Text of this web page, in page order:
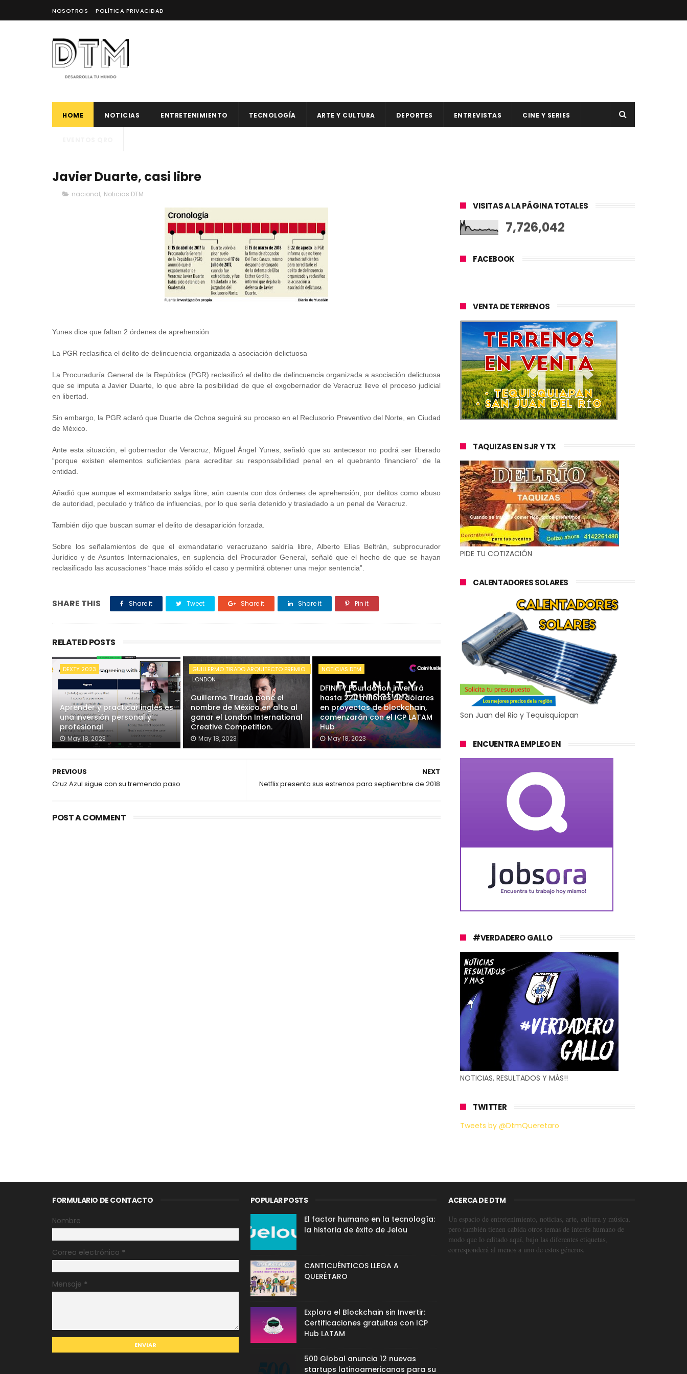
NOSOTROS POLÍTICA PRIVACIDAD
HOME NOTICIAS ENTRETENIMIENTO TECNOLOGÍA ARTE Y CULTURA DEPORTES ENTREVISTAS CINE Y SERIES
Javier Duarte, casi libre
nacional, Noticias DTM
Yunes dice que faltan 2 órdenes de aprehensión
La PGR reclasifica el delito de delincuencia organizada a asociación delictuosa
La Procuraduría General de la República (PGR) reclasificó el delito de delincuencia organizada a asociación delictuosa
que se imputa a Javier Duarte, lo que abre la posibilidad de que el exgobernador de Veracruz lleve el proceso judicial
en libertad.
Sin embargo, la PGR aclaró que Duarte de Ochoa seguirá su proceso en el Reclusorio Preventivo del Norte, en Ciudad
de México.
Ante esta situación, el gobernador de Veracruz, Miguel Ángel Yunes, señaló que su antecesor no podrá ser liberado
“porque existen elementos suficientes para acreditar su responsabilidad penal en el quebranto financiero” de la
entidad.
Añadió que aunque el exmandatario salga libre, aún cuenta con dos órdenes de aprehensión, por delitos como abuso
de autoridad, peculado y tráfico de influencias, por lo que sería detenido y trasladado a un penal de Veracruz.
También dijo que buscan sumar el delito de desaparición forzada.
Sobre los señalamientos de que el exmandatario veracruzano saldría libre, Alberto Elías Beltrán, subprocurador
Jurídico y de Asuntos Internacionales, en suplencia del Procurador General, señaló que el hecho de que se hayan
reclasificado las acusaciones “hace más sólido el caso y permitirá obtener una mejor sentencia”.
SHARE THIS Share it Tweet Share it Share it Pin it
RELATED POSTS
DEXTY 2023
Aprender y practicar inglés es
una inversión personal y
profesional
May 18, 2023
GUILLERMO TIRADO ARQUITECTO PREMIO
LONDON
Guillermo Tirado pone el
nombre de México en alto al
ganar el London International
Creative Competition.
May 18, 2023
NOTICIAS DTM
DFINITY Foundation invertirá
hasta 220 millones de dólares
en proyectos de blockchain,
comenzarán con el ICP LATAM
Hub
May 18, 2023
NEXT
Netflix presenta sus estrenos para septiembre de 2018
PREVIOUS
Cruz Azul sigue con su tremendo paso
POST A COMMENT
VISITAS A LA PÁGINA TOTALES
7,726,042
FACEBOOK
VENTA DE TERRENOS
TAQUIZAS EN SJR Y TX
PIDE TU COTIZACIÓN
CALENTADORES SOLARES
San Juan del Rio y Tequisquiapan
ENCUENTRA EMPLEO EN
#VERDADERO GALLO
NOTICIAS, RESULTADOS Y MÁS!!
TWITTER
Tweets by @DtmQueretaro
FORMULARIO DE CONTACTO
Nombre
Correo electrónico *
Mensaje *
POPULAR POSTS
El factor humano en la tecnología:
la historia de éxito de Jelou
CANTICUÉNTICOS LLEGA A
QUERÉTARO
Explora el Blockchain sin Invertir:
Certificaciones gratuitas con ICP
Hub LATAM
500 Global anuncia 12 nuevas
startups latinoamericanas para su
ACERCA DE DTM
Un espacio de entretenimiento, noticias, arte, cultura y música,
pero también tienen cabida otros temas de interés humano de
modo que lo editado aquí, bajo las diferentes etiquetas,
corresponderá al menos a uno de estos géneros.